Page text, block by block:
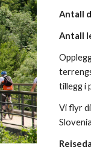
Antall
Antall
tillegg i
Vi flyr